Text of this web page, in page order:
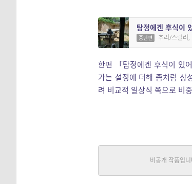
탐정에겐 후식이
중단편 추리/스릴러,
한편 「탐정에겐 후식이 있
가는 설정에 더해 좀처럼 상
려 비교적 일상식 쪽으로 비
아이스크림 – 시
일반 | 너울